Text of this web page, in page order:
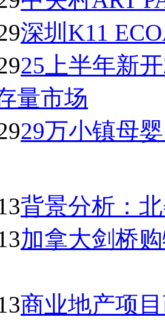
深圳K11
25上半年新
量市场
29万小镇母
背景分析：
加拿大剑桥
商业地产项